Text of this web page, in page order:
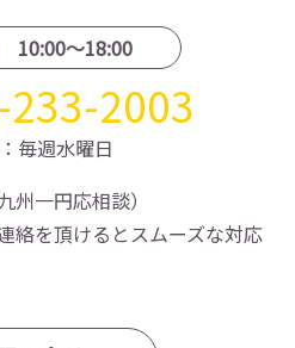
10:00〜18:00
2003
毎週水曜日
州一円応相談）
絡を頂けるとスムーズな対応